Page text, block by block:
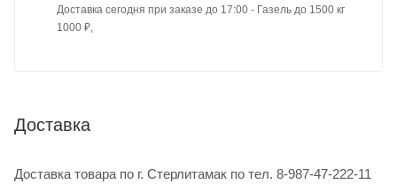
Доставка сегодня при заказе до 17:00 - Газель до 1500 кг
1000 ₽,
Доставка
Доставка товара по г. Стерлитамак по тел. 8-987-47-222-11